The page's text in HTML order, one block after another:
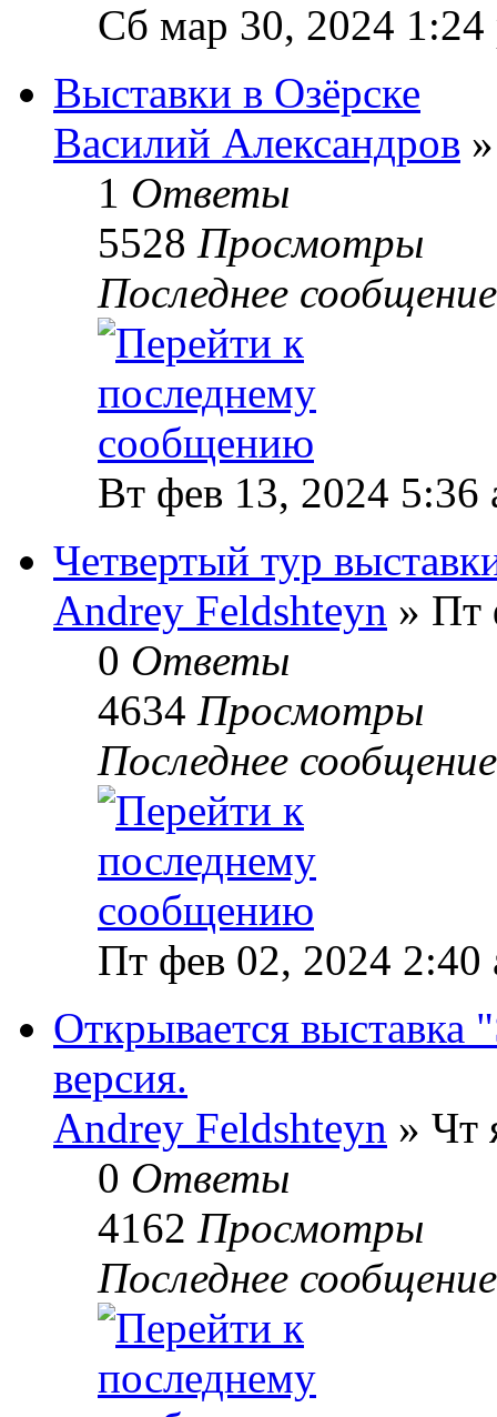
Сб мар 30, 2024 1:24
Выставки в Озёрске
Василий Александров
1 Ответы
5528 Просмотры
Последнее
Вт фев 13, 2024 5:36
Четвертый тур
Andrey Feldshteyn » Пт
0 Ответы
4634 Просмотры
Последнее
Пт фев 02, 2024 2:40
Открывается выставка
версия.
Andrey Feldshteyn » Чт
0 Ответы
4162 Просмотры
Последнее